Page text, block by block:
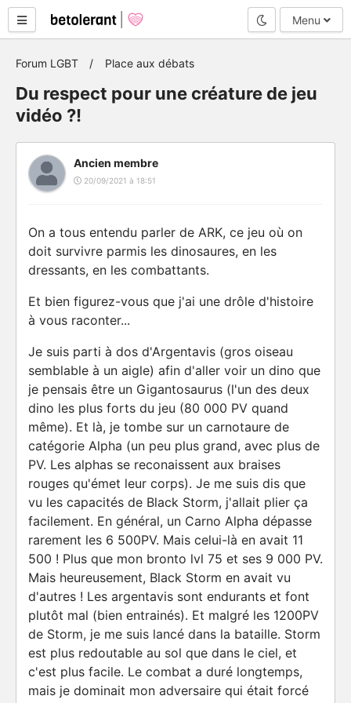
Mode nuit
Menu
Forum LGBT Place aux débats
Du respect pour une créature de jeu
vidéo ?!
Ancien membre
20/09/2021 à 18:51
On a tous entendu parler de ARK, ce jeu où on
doit survivre parmis les dinosaures, en les
dressants, en les combattants.
Et bien figurez-vous que j'ai une drôle d'histoire
à vous raconter...
Je suis parti à dos d'Argentavis (gros oiseau
semblable à un aigle) afin d'aller voir un dino que
je pensais être un Gigantosaurus (l'un des deux
dino les plus forts du jeu (80 000 PV quand
même). Et là, je tombe sur un carnotaure de
catégorie Alpha (un peu plus grand, avec plus de
PV. Les alphas se reconaissent aux braises
rouges qu'émet leur corps). Je me suis dis que
vu les capacités de Black Storm, j'allait plier ça
facilement. En général, un Carno Alpha dépasse
rarement les 6 500PV. Mais celui-là en avait 11
500 ! Plus que mon bronto lvl 75 et ses 9 000 PV.
Mais heureusement, Black Storm en avait vu
d'autres ! Les argentavis sont endurants et font
plutôt mal (bien entrainés). Et malgré les 1200PV
de Storm, je me suis lancé dans la bataille. Storm
est plus redoutable au sol que dans le ciel, et
c'est plus facile. Le combat a duré longtemps,
mais je dominait mon adversaire qui était forcé